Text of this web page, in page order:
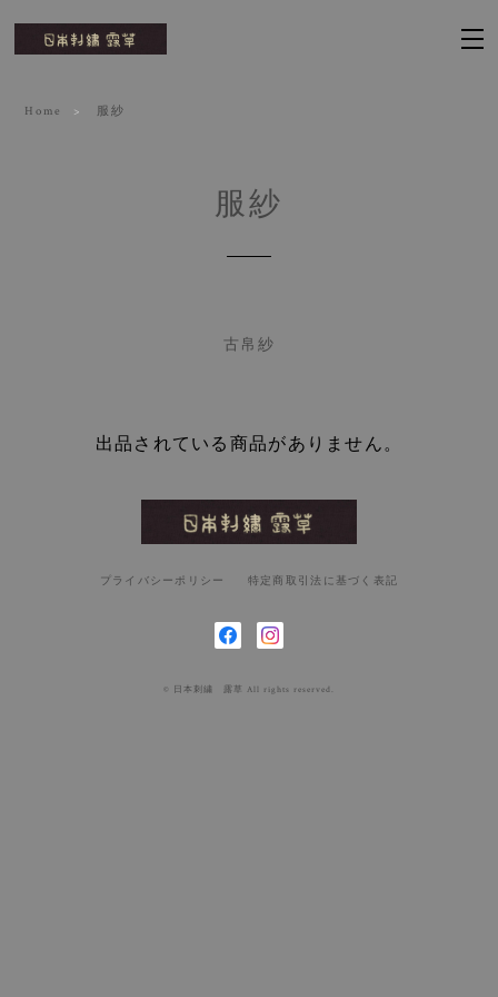
Home 服紗
服紗
古帛紗
出品されている商品がありません。
プライバシーポリシー 特定商取引法に基づく表記
© 日本刺繍 露草 All rights reserved.